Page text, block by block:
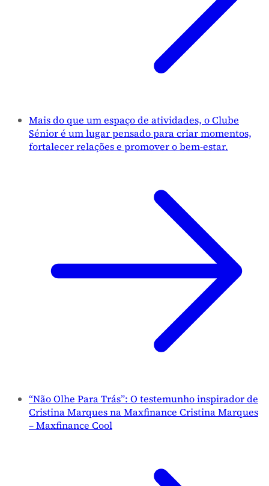
Mais do que um espaço de atividades, o Clube
Sénior é um lugar pensado para criar momentos,
fortalecer relações e promover o bem-estar.
“Não Olhe Para Trás”: O testemunho inspirador de
Cristina Marques na Maxfinance Cristina Marques
– Maxfinance Cool